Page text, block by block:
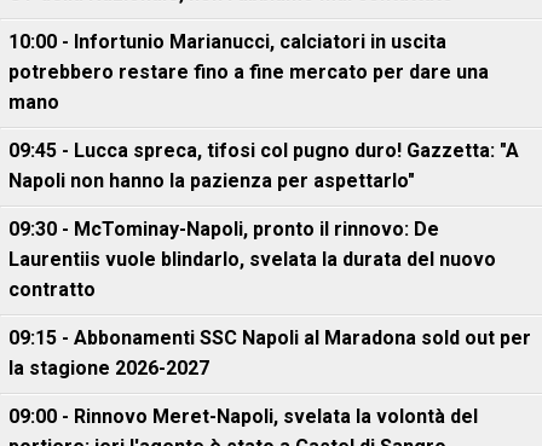
10:00 - Infortunio Marianucci, calciatori in uscita
potrebbero restare fino a fine mercato per dare una
mano
09:45 - Lucca spreca, tifosi col pugno duro! Gazzetta: "A
Napoli non hanno la pazienza per aspettarlo"
09:30 - McTominay-Napoli, pronto il rinnovo: De
Laurentiis vuole blindarlo, svelata la durata del nuovo
contratto
09:15 - Abbonamenti SSC Napoli al Maradona sold out per
la stagione 2026-2027
09:00 - Rinnovo Meret-Napoli, svelata la volontà del